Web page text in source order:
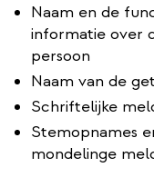
Naam en de
informatie over
persoon
Naam van de
Schriftelijke
Stemopnames
mondelinge